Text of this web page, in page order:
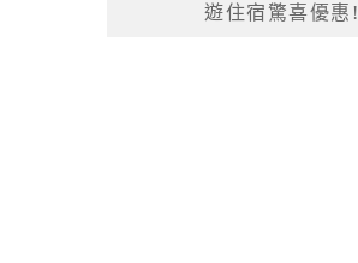
遊住宿驚喜優惠!